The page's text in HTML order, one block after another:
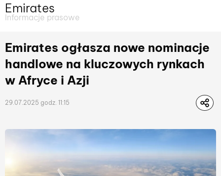
Emirates
Informacje prasowe
Emirates ogłasza nowe nominacje
handlowe na kluczowych rynkach
w Afryce i Azji
29.07.2025 godz. 11:15